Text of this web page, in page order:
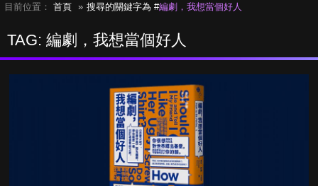
目前位置： 首頁 搜尋的關鍵字為 #編劇，我想當個好人
TAG: 編劇，我想當個好人